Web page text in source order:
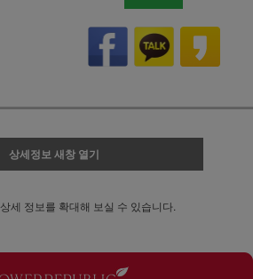
상세정보 새창 열기
상세 정보를 확대해 보실 수 있습니다.